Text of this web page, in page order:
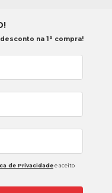
na 1° compra!
de Privacidadee aceito